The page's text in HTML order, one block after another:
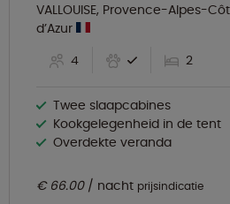
VALLOUISE, Provence-Alpes-
d’Azur
4
2
Twee slaapcabines
Kookgelegenheid in de tent
Overdekte veranda
€ 66.00 nacht prijsindicatie